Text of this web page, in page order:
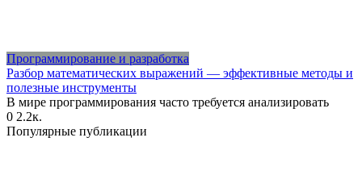
Программирование и разработка
Разбор математических выражений — эффективные методы и
полезные инструменты
В мире программирования часто требуется анализировать
0 2.2к.
Популярные публикации